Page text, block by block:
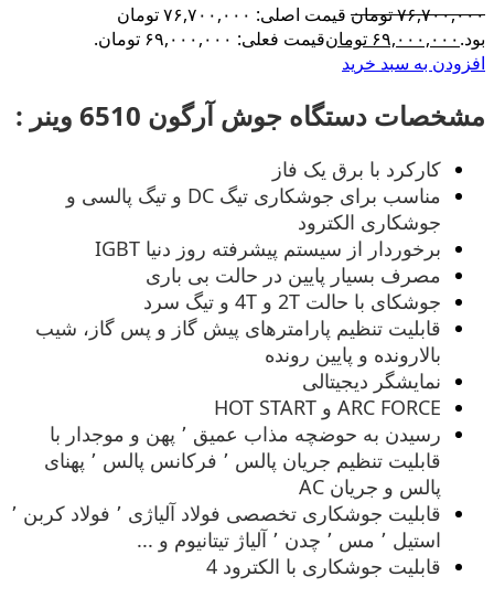
۷۶,۷۰۰,۰۰۰تومان
قیمت اصلی: ۷۶,۷۰۰,۰۰۰ تومان
بود.۶۹,۰۰۰,۰۰۰ تومانقیمت فعلی: ۶۹,۰۰۰,۰۰۰ تومان.
افزودن به سبد خرید
مشخصات دستگاه جوش آرگون 6510 وینر :
کارکرد با برق یک فاز
مناسب برای جوشکاری تیگ DC و تیگ پالسی و
جوشکاری الکترود
برخوردار از سیستم پیشرفته روز دنیا IGBT
مصرف بسیار پایین در حالت بی باری
جوشکای با حالت 2T و 4T و تیگ سرد
قابلیت تنظیم پارامترهای پیش گاز و پس گاز، شیب
بالارونده و پایین رونده
نمایشگر دیجیتالی
ARC FORCE و HOT START
رسیدن به حوضچه مذاب عمیق ٬ پهن و موجدار با
قابلیت تنظیم جریان پالس ٬ فرکانس پالس ٬ پهنای
پالس و جریان AC
قابلیت جوشکاری تخصصی فولاد آلیاژی ٬ فولاد کربن ٬
استیل ٬ مس ٬ چدن ٬ آلیاژ تیتانیوم و ...
قابلیت جوشکاری با الکترود 4